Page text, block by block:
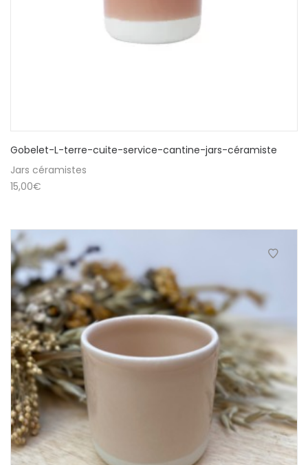
Gobelet-L-terre-cuite-service-cantine-jars-céramiste
Jars céramistes
15,00€